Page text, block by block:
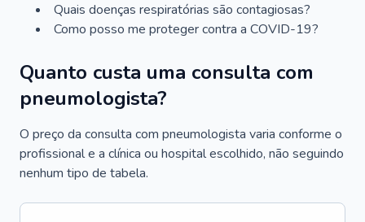
Quais doenças respiratórias são contagiosas?
Como posso me proteger contra a COVID-19?
Quanto custa uma consulta com
pneumologista?
O preço da consulta com pneumologista varia conforme o
profissional e a clínica ou hospital escolhido, não seguindo
nenhum tipo de tabela.